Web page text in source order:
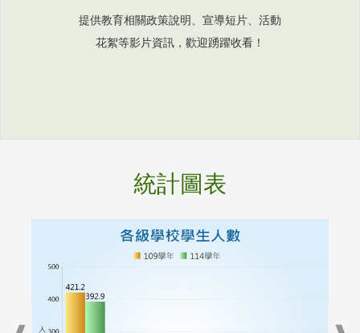
提供教育相關政策說明、宣導短片、活動
花絮等影片資訊，歡迎踴躍收看！
統計圖表